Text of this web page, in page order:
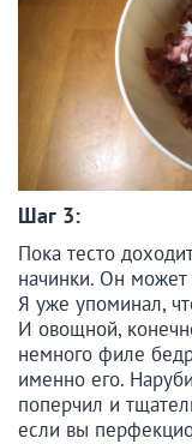
Шаг 3:
Пока тесто
начинки. Он
Я уже упоминал,
И овощной,
немного филе
именно его.
поперчил и
если вы